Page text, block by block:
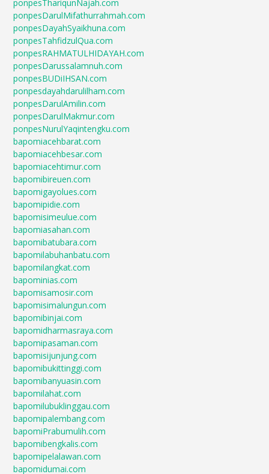
ponpesThariqunNajah.com
ponpesDarulMifathurrahmah.com
ponpesDayahSyaikhuna.com
ponpesTahfidzulQua.com
ponpesRAHMATULHIDAYAH.com
ponpesDarussalamnuh.com
ponpesBUDiIHSAN.com
ponpesdayahdarulilham.com
ponpesDarulAmilin.com
ponpesDarulMakmur.com
ponpesNurulYaqintengku.com
bapomiacehbarat.com
bapomiacehbesar.com
bapomiacehtimur.com
bapomibireuen.com
bapomigayolues.com
bapomipidie.com
bapomisimeulue.com
bapomiasahan.com
bapomibatubara.com
bapomilabuhanbatu.com
bapomilangkat.com
bapominias.com
bapomisamosir.com
bapomisimalungun.com
bapomibinjai.com
bapomidharmasraya.com
bapomipasaman.com
bapomisijunjung.com
bapomibukittinggi.com
bapomibanyuasin.com
bapomilahat.com
bapomilubuklinggau.com
bapomipalembang.com
bapomiPrabumulih.com
bapomibengkalis.com
bapomipelalawan.com
bapomidumai.com